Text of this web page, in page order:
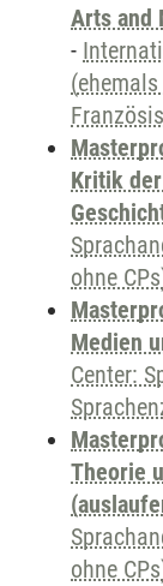
Arts and
-
Kritik
ohne
Medien
Center:
Theorie
ohne